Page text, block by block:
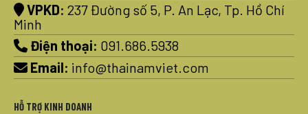
VPKD: 237 Đường số 5, P. An Lạc, Tp. Hồ Chí
Minh
Điện thoại: 091.686.5938
Email: info@thainamviet.com
HỖ TRỢ KINH DOANH